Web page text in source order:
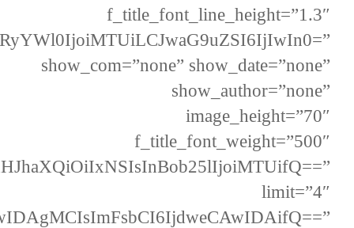
f_title_font_line_height=”1.3″
show_com=”none” show_date=”none”
show_author=”none”
image_height=”70″
f_title_font_weight=”500″
limit=”4″